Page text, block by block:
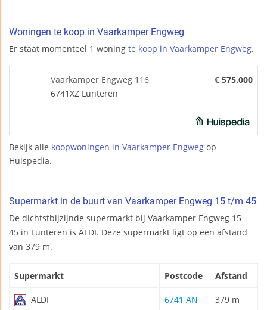
Woningen te koop in Vaarkamper Engweg
Er staat momenteel 1 woning te koop in Vaarkamper Engweg.
Vaarkamper Engweg 116
6741XZ Lunteren
€ 575.000
Bekijk alle koopwoningen in Vaarkamper Engweg op
Huispedia.
Supermarkt in de buurt van Vaarkamper Engweg 15 t/m 45
De dichtstbijzijnde supermarkt bij Vaarkamper Engweg 15 -
45 in Lunteren is ALDI. Deze supermarkt ligt op een afstand
van 379 m.
Supermarkt Postcode Afstand
ALDI 6741 AN 379 m